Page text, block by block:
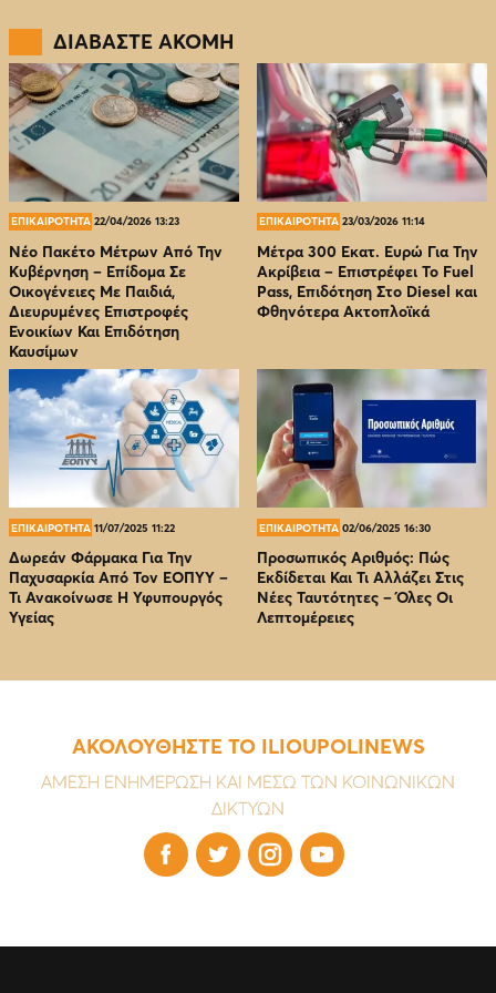
ΔΙΑΒΑΣΤΕ ΑΚΟΜΗ
ΕΠΙΚΑΙΡΟΤΗΤΑ 22/04/2026 13:23
Νέο Πακέτο Μέτρων Από Την
Κυβέρνηση – Επίδομα Σε
Οικογένειες Με Παιδιά,
Διευρυμένες Επιστροφές
Ενοικίων Και Επιδότηση
Καυσίμων
ΕΠΙΚΑΙΡΟΤΗΤΑ 23/03/2026 11:14
Μέτρα 300 Εκατ. Ευρώ Για Την
Ακρίβεια – Επιστρέφει Το Fuel
Pass, Επιδότηση Στο Diesel και
Φθηνότερα Ακτοπλοϊκά
ΕΠΙΚΑΙΡΟΤΗΤΑ 11/07/2025 11:22
Δωρεάν Φάρμακα Για Την
Παχυσαρκία Από Τον EOΠΥΥ –
Τι Ανακοίνωσε Η Υφυπουργός
Υγείας
ΕΠΙΚΑΙΡΟΤΗΤΑ 02/06/2025 16:30
Προσωπικός Αριθμός: Πώς
Εκδίδεται Και Τι Αλλάζει Στις
Νέες Ταυτότητες – Όλες Οι
Λεπτομέρειες
ΑΚΟΛΟΥΘΗΣΤΕ ΤΟ ILIOUPOLINEWS
ΑΜΕΣΗ ΕΝΗΜΕΡΩΣΗ ΚΑΙ ΜΕΣΩ ΤΩΝ ΚΟΙΝΩΝΙΚΩΝ
ΔΙΚΤΥΩΝ
   